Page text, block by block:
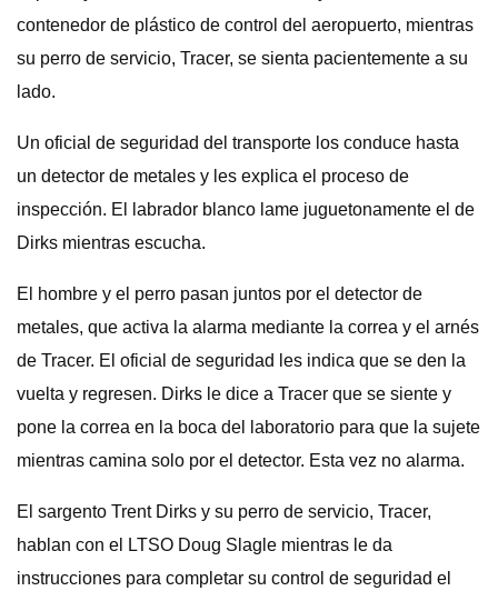
contenedor de plástico de control del aeropuerto, mientras
su perro de servicio, Tracer, se sienta pacientemente a su
lado.
Un oficial de seguridad del transporte los conduce hasta
un detector de metales y les explica el proceso de
inspección. El labrador blanco lame juguetonamente el de
Dirks mientras escucha.
El hombre y el perro pasan juntos por el detector de
metales, que activa la alarma mediante la correa y el arnés
de Tracer. El oficial de seguridad les indica que se den la
vuelta y regresen. Dirks le dice a Tracer que se siente y
pone la correa en la boca del laboratorio para que la sujete
mientras camina solo por el detector. Esta vez no alarma.
El sargento Trent Dirks y su perro de servicio, Tracer,
hablan con el LTSO Doug Slagle mientras le da
instrucciones para completar su control de seguridad el